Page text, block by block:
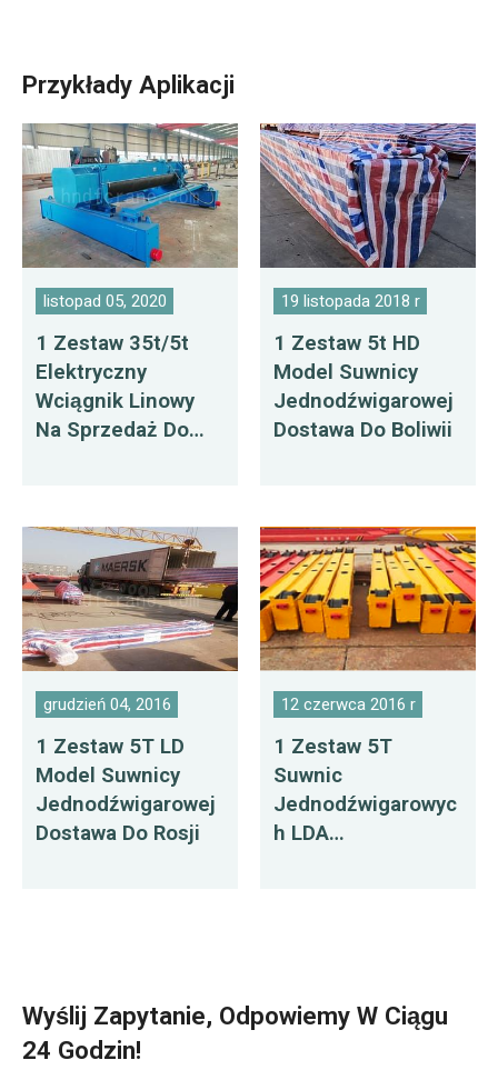
Przykłady Aplikacji
listopad 05, 2020
1 Zestaw 35t/5t
Elektryczny
Wciągnik Linowy
Na Sprzedaż Do
19 listopada 2018 r
1 Zestaw 5t HD
Model Suwnicy
Jednodźwigarowej
Dostawa Do Boliwii
grudzień 04, 2016
1 Zestaw 5T LD
Model Suwnicy
Jednodźwigarowej
Dostawa Do Rosji
12 czerwca 2016 r
1 Zestaw 5T
Suwnic
Jednodźwigarowyc
H LDA
Wyślij Zapytanie, Odpowiemy W Ciągu
24 Godzin!